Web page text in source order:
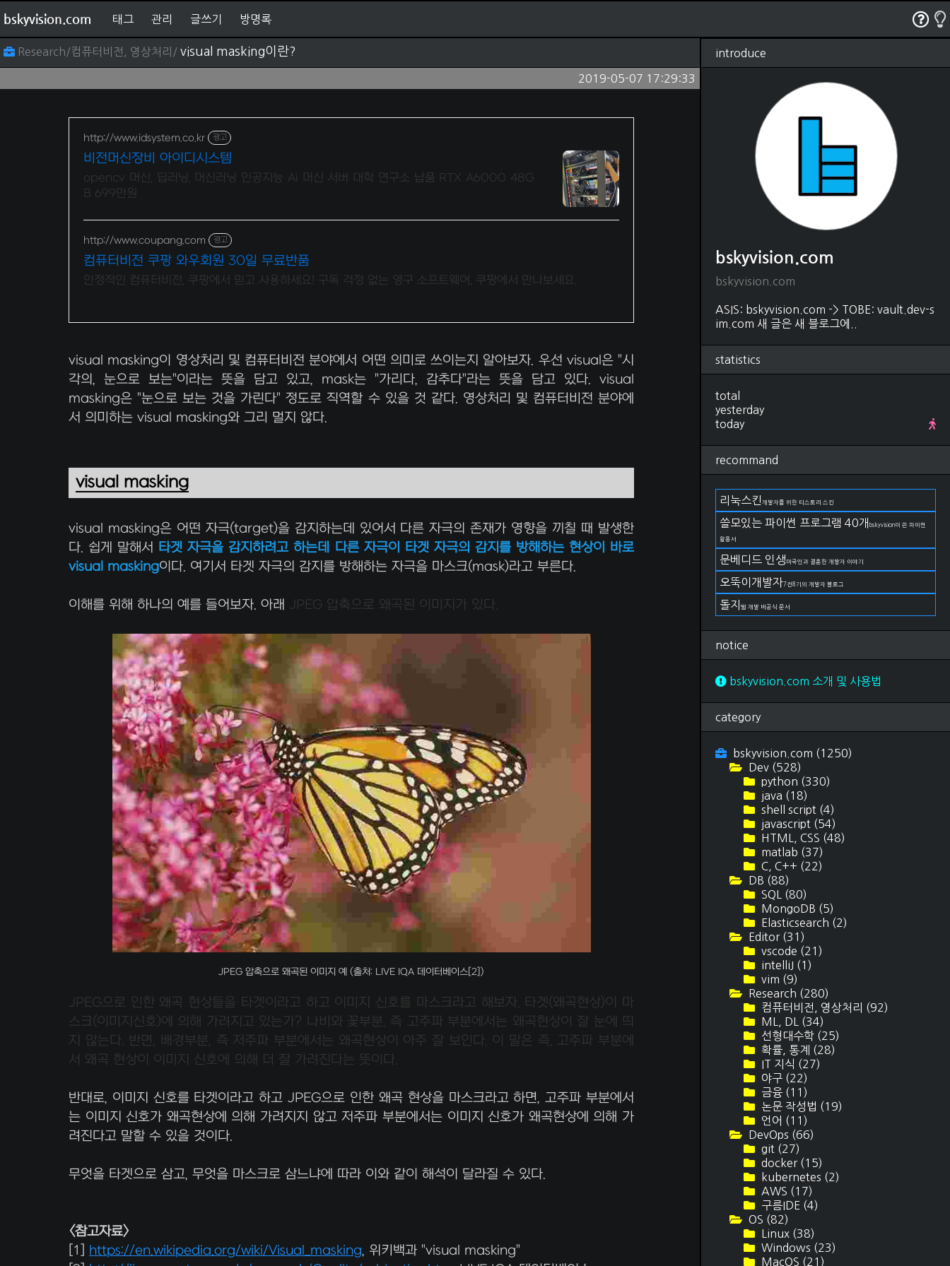
bskyvision.com 태그 관리 글쓰기 방명록
Research/컴퓨터비전, 영상처리/ visual masking이란?
2019-05-07 17:29:33
http://www.idsystem.co.kr 광고
비전머신장비 아이디시스템
opencv 머신, 딥러닝, 머신러닝 인공지능 Ai 머신 서버 대학 연구소 납품 RTX A6000 48G
B 699만원
http://www.coupang.com 광고
컴퓨터비전 쿠팡 와우회원 30일 무료반품
안정적인 컴퓨터비전, 쿠팡에서 믿고 사용하세요! 구독 걱정 없는 영구 소프트웨어, 쿠팡에서 만나보세요.
visual masking이 영상처리 및 컴퓨터비전 분야에서 어떤 의미로 쓰이는지 알아보자. 우선 visual은 "시
각의, 눈으로 보는"이라는 뜻을 담고 있고, mask는 "가리다, 감추다"라는 뜻을 담고 있다. visual
masking은 "눈으로 보는 것을 가린다" 정도로 직역할 수 있을 것 같다. 영상처리 및 컴퓨터비전 분야에
서 의미하는 visual masking와 그리 멀지 않다.
visual masking
visual masking은 어떤 자극(target)을 감지하는데 있어서 다른 자극의 존재가 영향을 끼칠 때 발생한
다. 쉽게 말해서 타겟 자극을 감지하려고 하는데 다른 자극이 타겟 자극의 감지를 방해하는 현상이 바로
visual masking이다. 여기서 타겟 자극의 감지를 방해하는 자극을 마스크(mask)라고 부른다.
이해를 위해 하나의 예를 들어보자. 아래 JPEG 압축으로 왜곡된 이미지가 있다.
JPEG 압축으로 왜곡된 이미지 예 (출처: LIVE IQA 데이터베이스[2])
JPEG으로 인한 왜곡 현상들을 타겟이라고 하고 이미지 신호를 마스크라고 해보자. 타겟(왜곡현상)이 마
스크(이미지신호)에 의해 가려지고 있는가? 나비와 꽃부분, 즉 고주파 부분에서는 왜곡현상이 잘 눈에 띄
지 않는다. 반면, 배경부분, 즉 저주파 부분에서는 왜곡현상이 아주 잘 보인다. 이 말은 즉, 고주파 부분에
서 왜곡 현상이 이미지 신호에 의해 더 잘 가려진다는 뜻이다.
반대로, 이미지 신호를 타겟이라고 하고 JPEG으로 인한 왜곡 현상을 마스크라고 하면, 고주파 부분에서
는 이미지 신호가 왜곡현상에 의해 가려지지 않고 저주파 부분에서는 이미지 신호가 왜곡현상에 의해 가
려진다고 말할 수 있을 것이다.
무엇을 타겟으로 삼고, 무엇을 마스크로 삼느냐에 따라 이와 같이 해석이 달라질 수 있다.
<참고자료>
[1] https://en.wikipedia.org/wiki/Visual_masking, 위키백과 "visual masking"
introduce
bskyvision.com
bskyvision.com
ASIS: bskyvision.com -> TOBE: vault.dev-s
im.com 새 글은 새 블로그에..
statistics
total
yesterday
today
recommand
리눅스킨 개발자를 위한 티스토리 스킨
쓸모있는 파이썬 프로그램 40개 bskyvision이 쓴 파이썬
활용서
문베디드 인생 미국인과 결혼한 개발자 이야기
오뚝이개발자7전8기의 개발자 블로그
돌지 웹 개발 비공식 문서
notice
bskyvision.com 소개 및 사용법
category
bskyvision.com (1250)
Dev (528)
python (330)
java (18)
shell script (4)
javascript (54)
HTML, CSS (48)
matlab (37)
C, C++ (22)
DB (88)
SQL (80)
MongoDB (5)
Elasticsearch (2)
Editor (31)
vscode (21)
intelliJ (1)
vim (9)
Research (280)
컴퓨터비전, 영상처리 (92)
ML, DL (34)
선형대수학 (25)
확률, 통계 (28)
IT 지식 (27)
야구 (22)
금융 (11)
논문 작성법 (19)
언어 (11)
DevOps (66)
git (27)
docker (15)
kubernetes (2)
AWS (17)
구름IDE (4)
OS (82)
Linux (38)
Windows (23)
MacOS (21)
RSS
bskyvision.com(1250)
(528)
python(330)
java
(4)
matlab
C, C++(22)
(88)
(80)
Elasticsearch
vscode
vim(9)
Research(280)
야구
언어
DevOps
docker
kubernetes(2)
AWS(17)
OS(82)
Linux(38)
Windows(23)
MacOS(21)
Life(174)
문서 작업 (12)